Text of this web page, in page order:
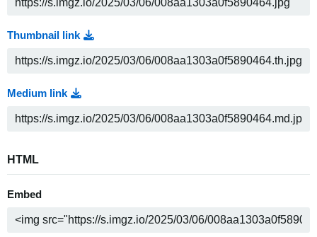
Thumbnail link
Medium link
HTML
Embed